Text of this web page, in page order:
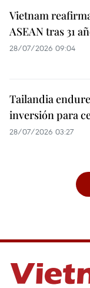
Vietnam
ASEAN tras 31
28/07/2026 09:04
Tailandia
inversión para
28/07/2026 03:27